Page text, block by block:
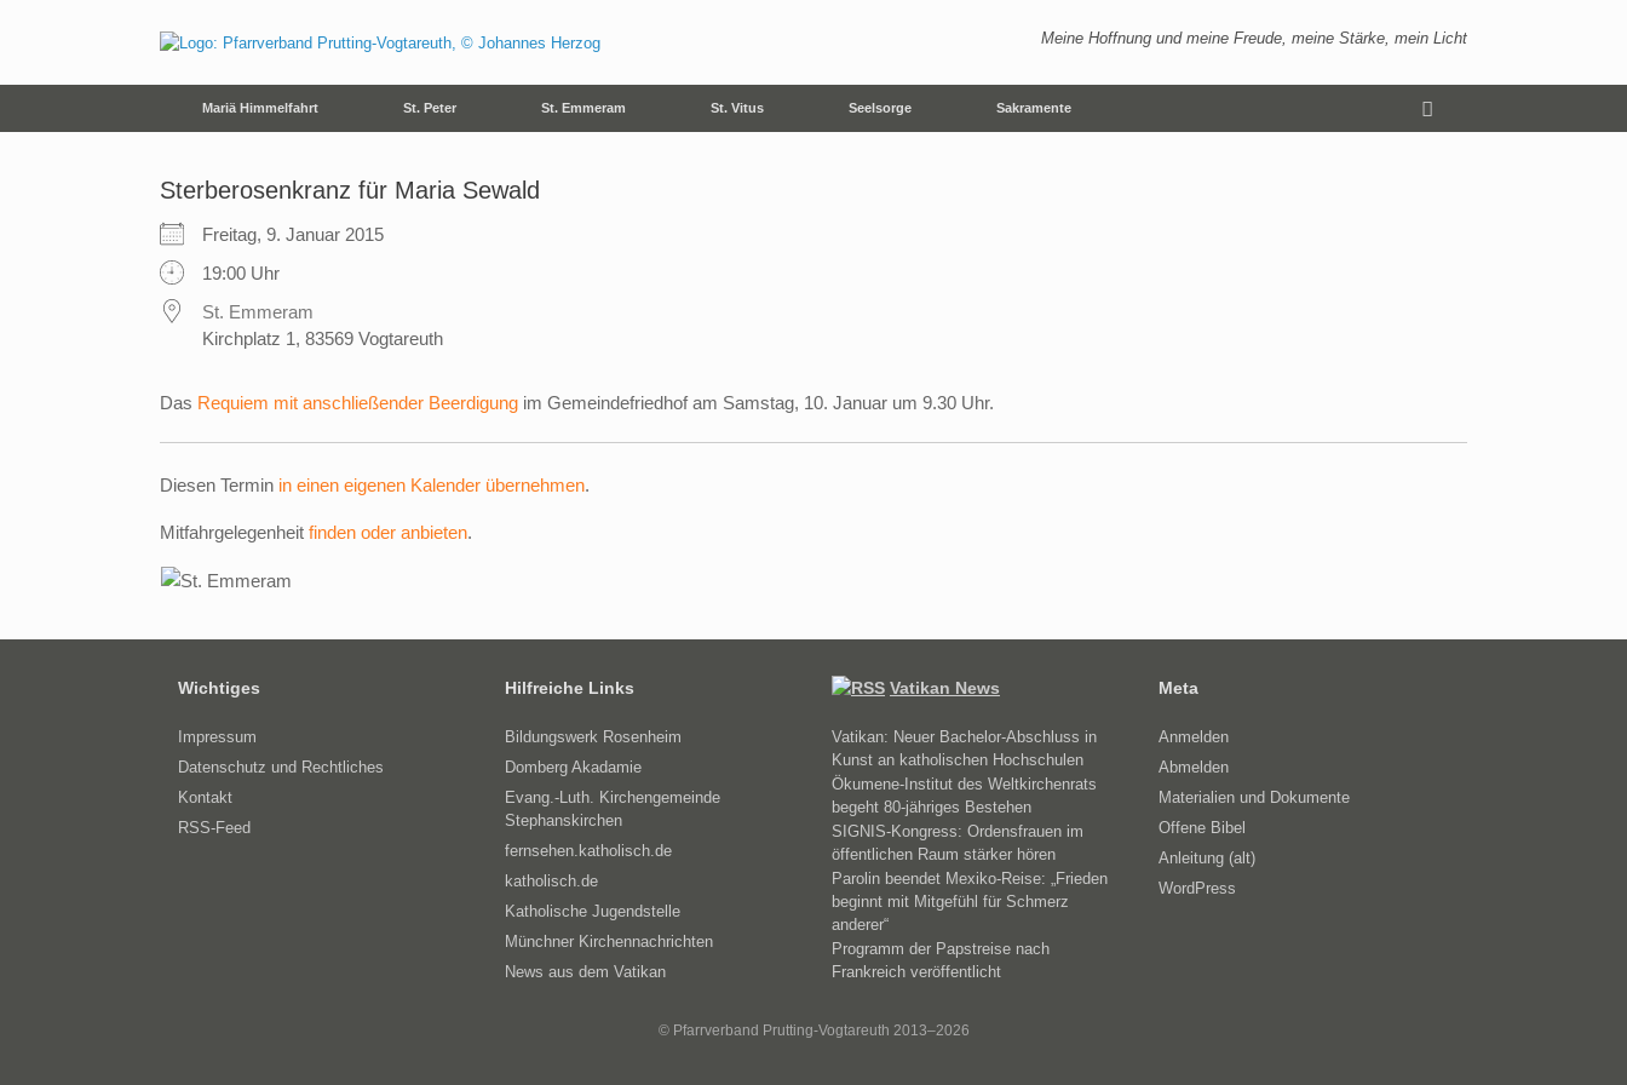
Meine Hoffnung und meine Freude, meine Stärke, mein Licht
Mariä Himmelfahrt St. Peter St. Emmeram St. Vitus Seelsorge Sakramente
Sterberosenkranz für Maria Sewald
Freitag, 9. Januar 2015
19:00 Uhr
St. Emmeram
Kirchplatz 1, 83569 Vogtareuth
Das Requiem mit anschließender Beerdigung im Gemeindefriedhof am Samstag, 10. Januar um 9.30 Uhr.
Diesen Termin in einen eigenen Kalender übernehmen.
Mitfahrgelegenheit finden oder anbieten.
Wichtiges
Impressum
Datenschutz und Rechtliches
Kontakt
RSS-Feed
Hilfreiche Links
Bildungswerk Rosenheim
Domberg Akadamie
Evang.-Luth. Kirchengemeinde
Stephanskirchen
fernsehen.katholisch.de
katholisch.de
Katholische Jugendstelle
Münchner Kirchennachrichten
News aus dem Vatikan
Vatikan News
Vatikan: Neuer Bachelor-Abschluss in
Kunst an katholischen Hochschulen
Ökumene-Institut des Weltkirchenrats
begeht 80-jähriges Bestehen
SIGNIS-Kongress: Ordensfrauen im
öffentlichen Raum stärker hören
Parolin beendet Mexiko-Reise: „Frieden
beginnt mit Mitgefühl für Schmerz
anderer“
Programm der Papstreise nach
Frankreich veröffentlicht
Meta
Anmelden
Abmelden
Materialien und Dokumente
Offene Bibel
Anleitung (alt)
WordPress
© Pfarrverband Prutting-Vogtareuth 2013–2026